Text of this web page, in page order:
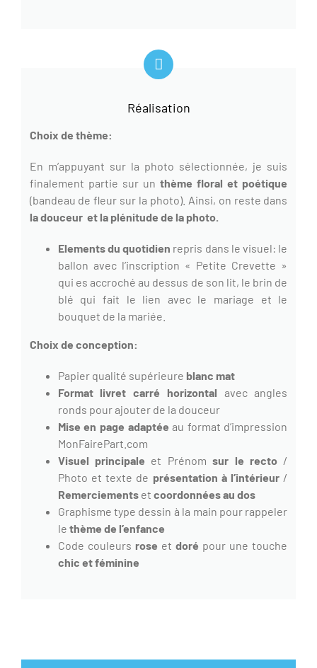
Réalisation
Choix de thème:
En m’appuyant sur la photo sélectionnée, je suis
finalement partie sur unthème floral et poétique
(bandeau de fleur sur la photo). Ainsi, on reste dans
la douceur et la plénitude de la photo.
Elements du quotidien repris dans le visuel: le
ballon avec l’inscription « Petite Crevette »
qui es accroché au dessus de son lit, le brin de
blé qui fait le lien avec le mariage et le
bouquet de la mariée.
Choix de conception:
Papier qualité supérieure blanc mat
Format livretcarré horizontal avec angles
ronds pour ajouter de la douceur
Mise en page adaptée au format d’impression
MonFairePart.com
Visuel principale et Prénomsur le recto /
Photo et texte de présentation à l’intérieur /
Remerciementset coordonnéesau dos
Graphisme type dessin à la main pour rappeler
le thème de l’enfance
Code couleurs rose etdoré pour une touche
chic et féminine